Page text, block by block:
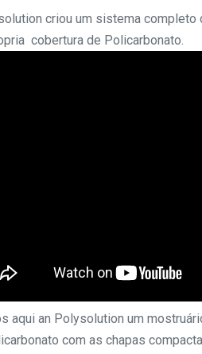
criou um sistema
cobertura de Policarbonato.
aqui an Polysolution um
com as chapas